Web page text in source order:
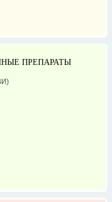
ПРЕПАРАТЫ